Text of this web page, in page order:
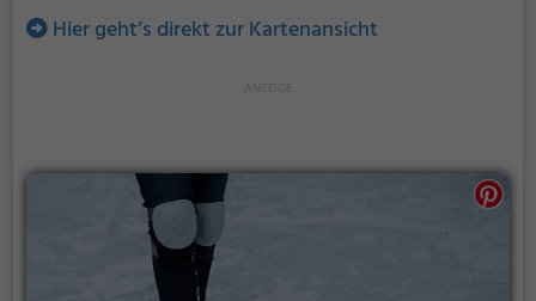
Hier geht’s direkt zur Kartenansicht